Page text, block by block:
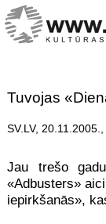
Tuvojas
SV.LV,
Jau trešo
«Adbusters»
iepirkšanās»,